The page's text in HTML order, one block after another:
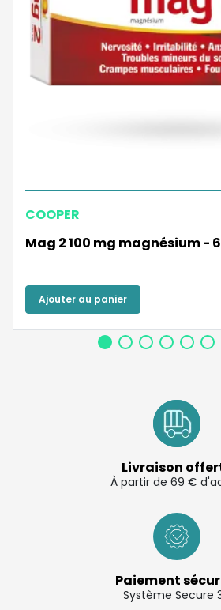
COOPER
Mag 2 100 mg magnésium -
Ajouter au panier
Livraison
À partir de 69 €
Paiement
Système Secure